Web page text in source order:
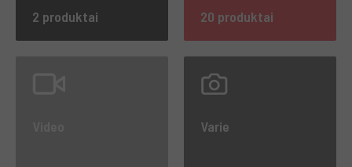
2 produktai 20 produktai
Varie